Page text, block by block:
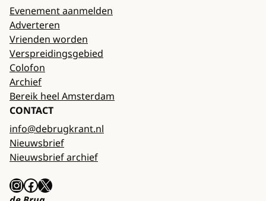
Evenement aanmelden
Adverteren
Vrienden worden
Verspreidingsgebied
Colofon
Archief
Bereik heel Amsterdam
CONTACT
info@debrugkrant.nl
Nieuwsbrief
Nieuwsbrief archief
InstagramFacebook X